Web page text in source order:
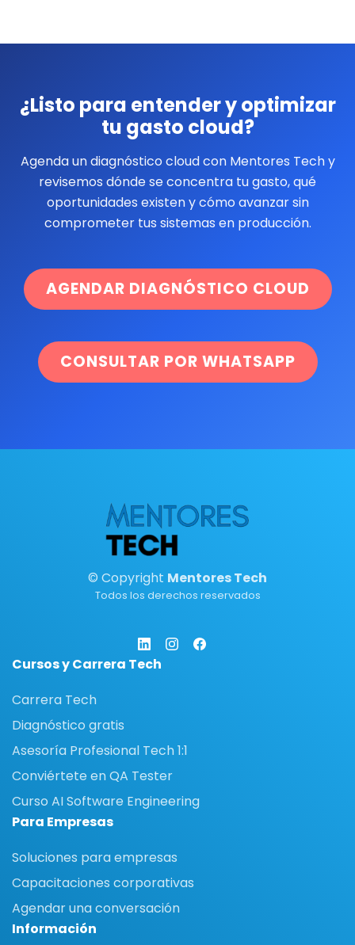
¿Listo para entender y optimizar
tu gasto cloud?
Agenda un diagnóstico cloud con Mentores Tech y
revisemos dónde se concentra tu gasto, qué
oportunidades existen y cómo avanzar sin
comprometer tus sistemas en producción.
AGENDAR DIAGNÓSTICO CLOUD
CONSULTAR POR WHATSAPP
© Copyright Mentores Tech
Todos los derechos reservados
Cursos y Carrera Tech
Carrera Tech
Diagnóstico gratis
Asesoría Profesional Tech 1:1
Conviértete en QA Tester
Curso AI Software Engineering
Para Empresas
Soluciones para empresas
Capacitaciones corporativas
Agendar una conversación
Información